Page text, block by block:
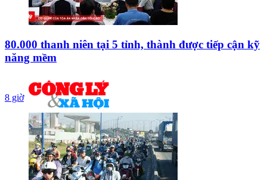
80.000 thanh niên tại 5 tỉnh, thành được tiếp cận kỹ
năng mềm
8 giờ